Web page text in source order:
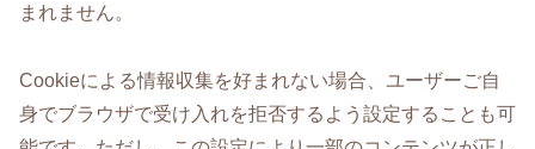
まれません。
Cookieによる情報収集を好まれない場合、ユーザーご自
身でブラウザで受け入れを拒否するよう設定することも可